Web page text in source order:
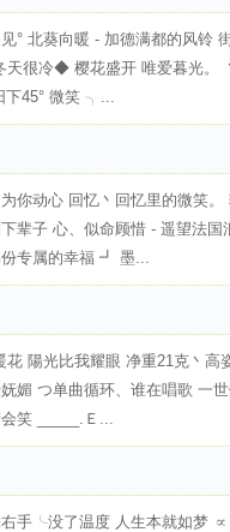
° 北葵向暖 - 加德满都的风铃
天很冷◆ 樱花盛开 唯爱暮光。
下45° 微笑 ╮...
你动心 回忆丶回忆里的微笑。
辈子 心、似命顾惜 - 遥望法
份专属的幸福 ┛ 墨...
陽光比我耀眼 净重21克丶高
媚 つ单曲循环、谁在唱歌 一
笑 _____.Ｅ...
手╰没了温度 人生本就如梦